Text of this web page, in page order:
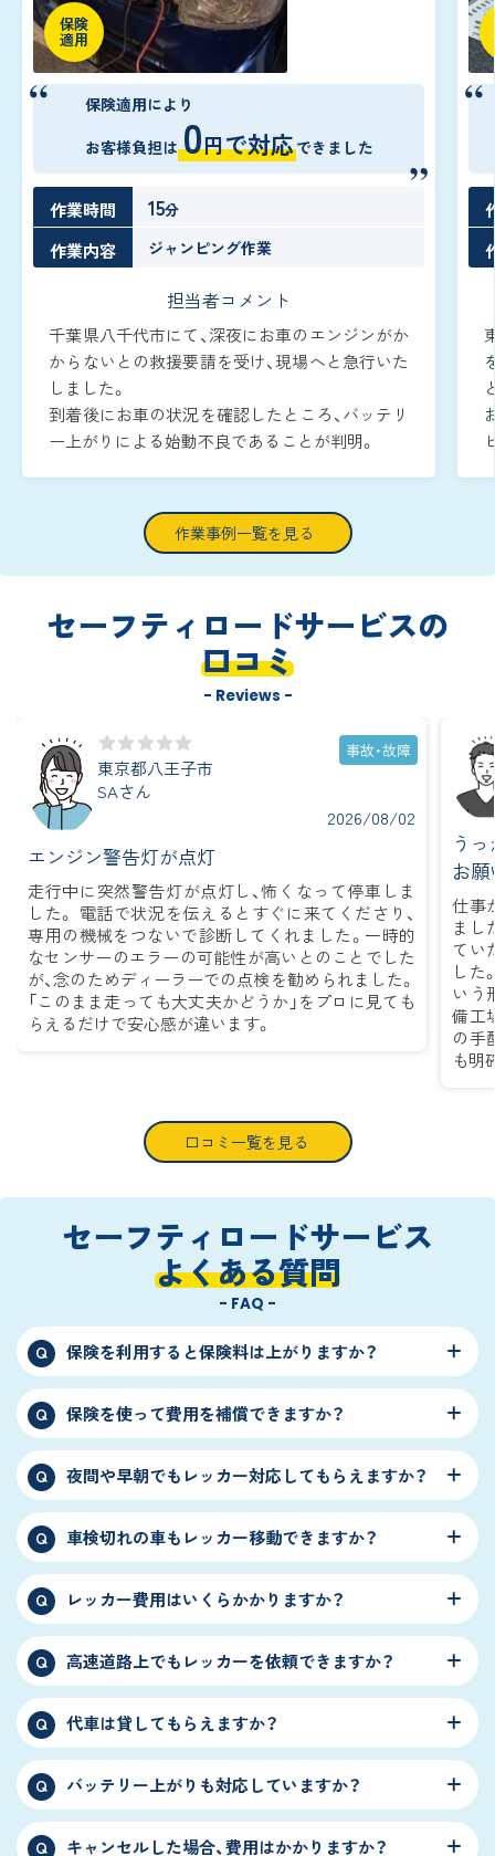
保険
適用
保険適用により
お客様負担は 0円で対応できました
作業時間 15分
作業内容 ジャンピング作業
担当者コメント
千葉県八千代市にて、深夜にお車のエンジンがか
からないとの救援要請を受け、現場へと急行いた
しました。
到着後にお車の状況を確認したところ、バッテリ
ー上がりによる始動不良であることが判明。
速に復旧作業へ取り掛かりました。
ブースターケーブルをバッテリー端子へ確実に
つなぎ、ジャンピング作業を実施し、到着から約
きました。
作業事例一覧を見る
セーフティロードサービスの
口コミ
- Reviews -
東京都八王子市
SAさん
事故・故障
2026/08/02
エンジン警告灯が点灯
走行中に突然警告灯が点灯し、怖くなって停車しま
した。 電話で状況を伝えるとすぐに来てくださり、
専用の機械をつないで診断してくれました。一時的
なセンサーのエラーの可能性が高いとのことでした
が、念のためディーラーでの点検を勧められました。
「このまま走っても大丈夫かどうか」をプロに見ても
らえるだけで安心感が違います。
う
お
仕事
まし
てい
した
いう
備工
の手
も明
口コミ一覧を見る
セーフティロードサービス
よくある質問
- FAQ -
Q 保険を利用すると保険料は上がりますか？
Q 保険を使って費用を補償できますか？
Q 夜間や早朝でもレッカー対応してもらえますか？
Q 車検切れの車もレッカー移動できますか？
Q レッカー費用はいくらかかりますか？
Q 高速道路上でもレッカーを依頼できますか？
Q 代車は貸してもらえますか？
Q バッテリー上がりも対応していますか？
Q キャンセルした場合、費用はかかりますか？